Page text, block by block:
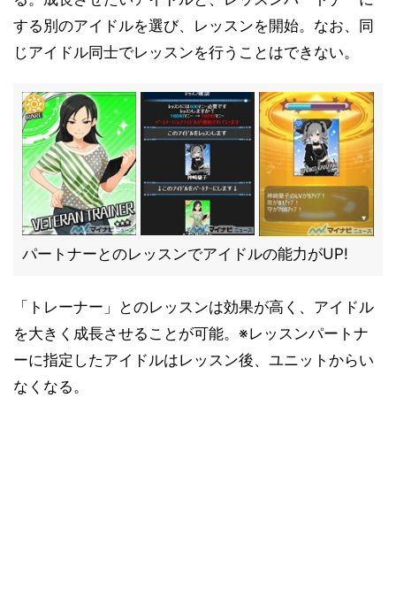
する別のアイドルを選び、レッスンを開始。なお、同
じアイドル同士でレッスンを行うことはできない。
パートナーとのレッスンでアイドルの能力がUP!
「トレーナー」とのレッスンは効果が高く、アイドル
を大きく成長させることが可能。※レッスンパートナ
ーに指定したアイドルはレッスン後、ユニットからい
なくなる。